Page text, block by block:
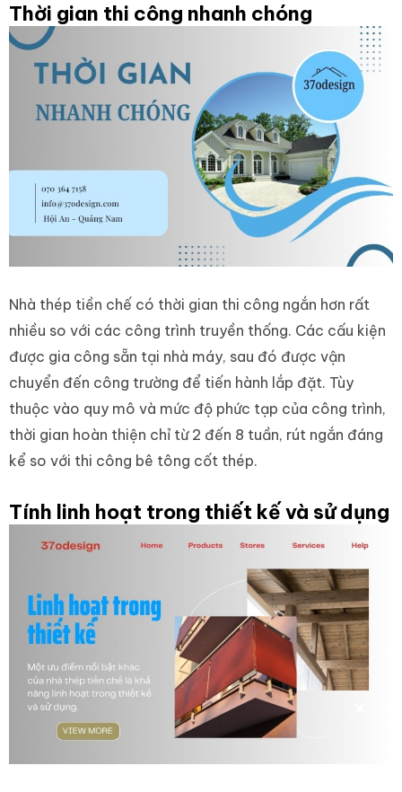
Thời gian thi công nhanh chóng
Nhà thép tiền chế có thời gian thi công ngắn hơn rất
nhiều so với các công trình truyền thống. Các cấu kiện
được gia công sẵn tại nhà máy, sau đó được vận
chuyển đến công trường để tiến hành lắp đặt. Tùy
thuộc vào quy mô và mức độ phức tạp của công trình,
thời gian hoàn thiện chỉ từ 2 đến 8 tuần, rút ngắn đáng
kể so với thi công bê tông cốt thép.
Tính linh hoạt trong thiết kế và sử dụng